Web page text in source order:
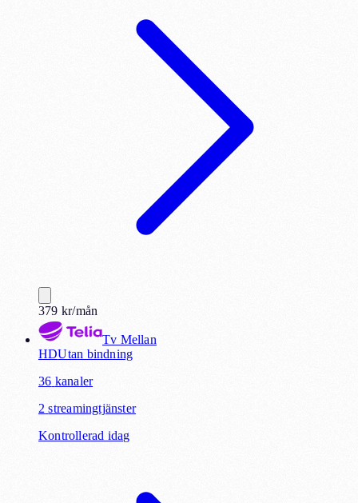
379 kr/mån
Tv Mellan
HDUtan bindning
36 kanaler
2 streamingtjänster
Kontrollerad idag